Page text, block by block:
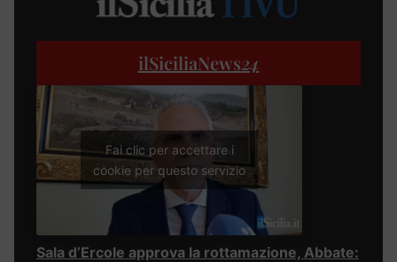
ilSiciliaNews24
Fai clic per accettare i
cookie per questo servizio
Sala d’Ercole approva la rottamazione, Abbate: